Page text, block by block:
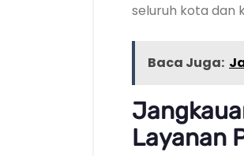
seluruh kota dan
Baca Juga:
Layanan